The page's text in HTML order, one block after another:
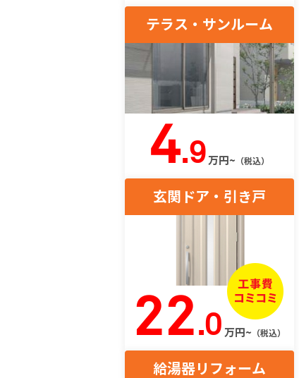
テラス・サンルーム
4.9万円~ （税込）
玄関ドア・引き戸
22.0 万円~ （税込）
給湯器リフォーム